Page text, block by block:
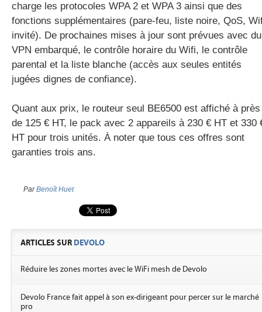
charge les protocoles WPA 2 et WPA 3 ainsi que des
fonctions supplémentaires (pare-feu, liste noire, QoS,
invité). De prochaines mises à jour sont prévues avec du
VPN embarqué, le contrôle horaire du Wifi, le contrôle
parental et la liste blanche (accès aux seules entités
jugées dignes de confiance).
Quant aux prix, le routeur seul BE6500 est affiché à près
de 125 € HT, le pack avec 2 appareils à 230 € HT et 330
HT pour trois unités. À noter que tous ces offres sont
garanties trois ans.
ParBenoît Huet
ARTICLES SUR DEVOLO
Réduire les zones mortes avec le WiFi mesh de Devolo
Devolo France fait appel à son ex-dirigeant pour percer sur le marché
pro